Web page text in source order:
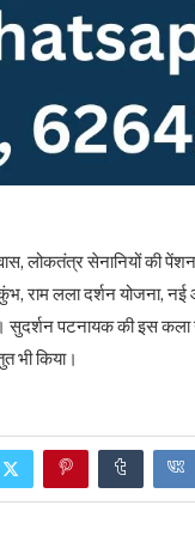
लोकतंत्र सेनानियों की
कुंभ, राम लला दर्शन योजना,
पटनायक की इस कला
भी किया।